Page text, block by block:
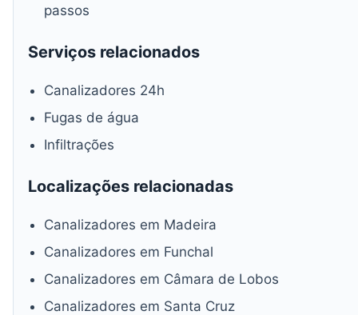
passos
Serviços relacionados
Canalizadores 24h
Fugas de água
Infiltrações
Localizações relacionadas
Canalizadores em Madeira
Canalizadores em Funchal
Canalizadores em Câmara de Lobos
Canalizadores em Santa Cruz